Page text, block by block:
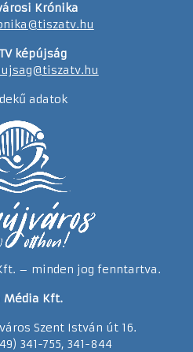
Krónika
képújság
adatok
– minden jog fenntartva.
Média Kft.
Szent István út 16.
341-755, 341-844